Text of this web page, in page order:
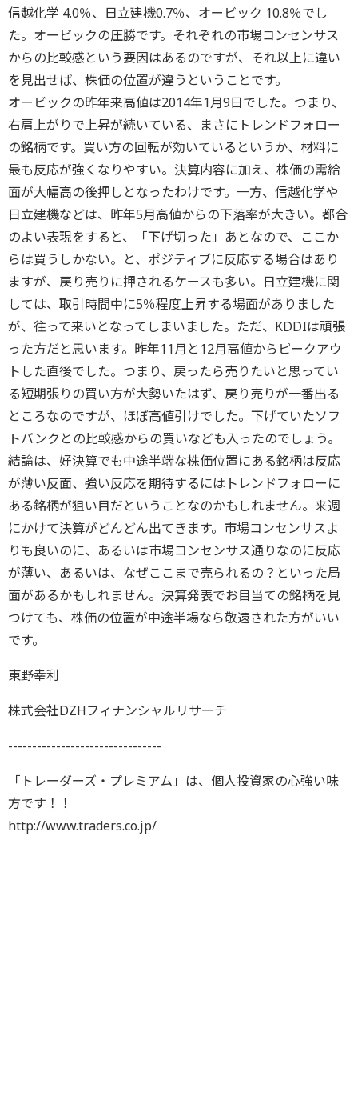
信越化学 4.0％、日立建機0.7％、オービック 10.8％でし
た。オービックの圧勝です。それぞれの市場コンセンサス
からの比較感という要因はあるのですが、それ以上に違い
を見出せば、株価の位置が違うということです。
オービックの昨年来高値は2014年1月9日でした。つまり、
右肩上がりで上昇が続いている、まさにトレンドフォロー
の銘柄です。買い方の回転が効いているというか、材料に
最も反応が強くなりやすい。決算内容に加え、株価の需給
面が大幅高の後押しとなったわけです。一方、信越化学や
日立建機などは、昨年5月高値からの下落率が大きい。都合
のよい表現をすると、「下げ切った」あとなので、ここか
らは買うしかない。と、ポジティブに反応する場合はあり
ますが、戻り売りに押されるケースも多い。日立建機に関
しては、取引時間中に5％程度上昇する場面がありました
が、往って来いとなってしまいました。ただ、KDDIは頑張
った方だと思います。昨年11月と12月高値からピークアウ
トした直後でした。つまり、戻ったら売りたいと思ってい
る短期張りの買い方が大勢いたはず、戻り売りが一番出る
ところなのですが、ほぼ高値引けでした。下げていたソフ
トバンクとの比較感からの買いなども入ったのでしょう。
結論は、好決算でも中途半端な株価位置にある銘柄は反応
が薄い反面、強い反応を期待するにはトレンドフォローに
ある銘柄が狙い目だということなのかもしれません。来週
にかけて決算がどんどん出てきます。市場コンセンサスよ
りも良いのに、あるいは市場コンセンサス通りなのに反応
が薄い、あるいは、なぜここまで売られるの？といった局
面があるかもしれません。決算発表でお目当ての銘柄を見
つけても、株価の位置が中途半場なら敬遠された方がいい
です。
東野幸利
株式会社DZHフィナンシャルリサーチ
--------------------------------
「トレーダーズ・プレミアム」は、個人投資家の心強い味
方です！！
http://www.traders.co.jp/